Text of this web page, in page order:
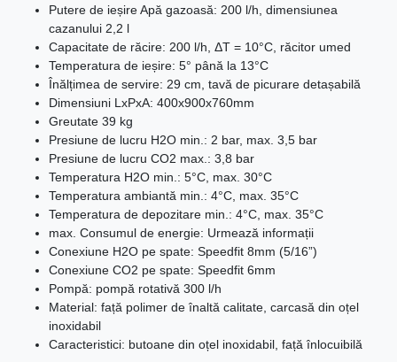
Putere de ieșire Apă gazoasă: 200 l/h, dimensiunea
cazanului 2,2 l
Capacitate de răcire: 200 l/h, ΔT = 10°C, răcitor umed
Temperatura de ieșire: 5° până la 13°C
Înălțimea de servire: 29 cm, tavă de picurare detașabilă
Dimensiuni LxPxA: 400x900x760mm
Greutate 39 kg
Presiune de lucru H2O min.: 2 bar, max. 3,5 bar
Presiune de lucru CO2 max.: 3,8 bar
Temperatura H2O min.: 5°C, max. 30°C
Temperatura ambiantă min.: 4°C, max. 35°C
Temperatura de depozitare min.: 4°C, max. 35°C
max. Consumul de energie: Urmează informații
Conexiune H2O pe spate: Speedfit 8mm (5/16”)
Conexiune CO2 pe spate: Speedfit 6mm
Pompă: pompă rotativă 300 l/h
Material: față polimer de înaltă calitate, carcasă din oțel
inoxidabil
Caracteristici: butoane din oțel inoxidabil, față înlocuibilă